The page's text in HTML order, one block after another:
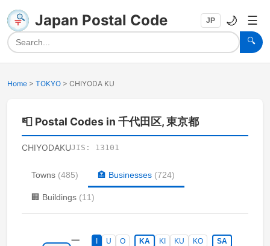
Japan Postal Code
🔍
JP 🌙 ☰
Home > TOKYO > CHIYODA KU
📮 Postal Codes in 千代田区, 東京都
CHIYODAKUJIS: 13101
Towns (485) 🏣 Businesses (724)
🏢 Buildings (11)
一
I U O KA KI KU KO
SA